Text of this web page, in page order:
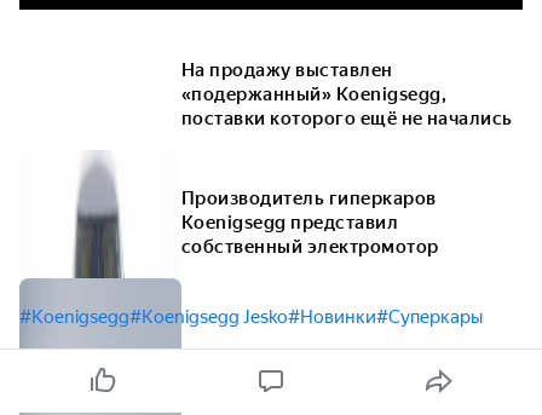
На продажу выставлен
«подержанный» Koenigsegg,
поставки которого ещё не начались
Производитель гиперкаров
Koenigsegg представил
собственный электромотор
#Koenigsegg#Koenigsegg Jesko#Новинки#Суперкары